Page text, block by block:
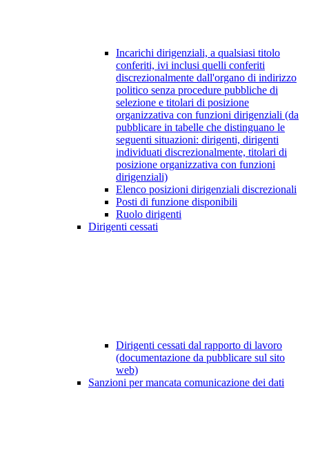
Incarichi dirigenziali, a qualsiasi titolo
conferiti, ivi inclusi quelli conferiti
discrezionalmente dall'organo di indirizzo
politico senza procedure pubbliche di
selezione e titolari di posizione
organizzativa con funzioni dirigenziali (da
pubblicare in tabelle che distinguano le
seguenti situazioni: dirigenti, dirigenti
individuati discrezionalmente, titolari di
posizione organizzativa con funzioni
dirigenziali)
Elenco posizioni dirigenziali discrezionali
Posti di funzione disponibili
Ruolo dirigenti
Dirigenti cessati
Dirigenti cessati dal rapporto di lavoro
(documentazione da pubblicare sul sito
web)
Sanzioni per mancata comunicazione dei dati